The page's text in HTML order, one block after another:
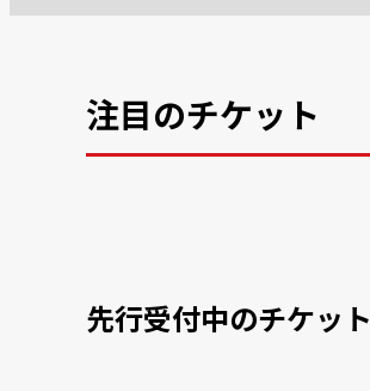
注目のチケット
先行受付中のチケット